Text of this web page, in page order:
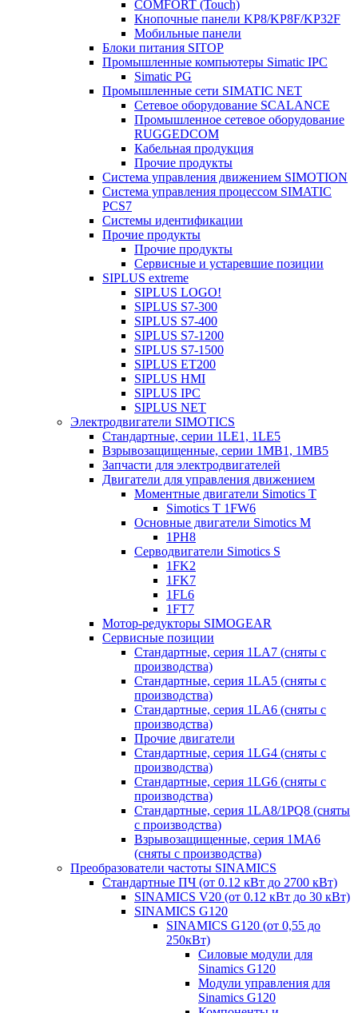
COMFORT (Touch)
Кнопочные панели KP8/KP8F/KP32F
Мобильные панели
Блоки питания SITOP
Промышленные компьютеры Simatic IPC
Simatic PG
Промышленные сети SIMATIC NET
Сетевое оборудование SCALANCE
Промышленное сетевое оборудование
RUGGEDCOM
Кабельная продукция
Прочие продукты
Система управления движением SIMOTION
Система управления процессом SIMATIC
PCS7
Системы идентификации
Прочие продукты
Прочие продукты
Сервисные и устаревшие позиции
SIPLUS extreme
SIPLUS LOGO!
SIPLUS S7-300
SIPLUS S7-400
SIPLUS S7-1200
SIPLUS S7-1500
SIPLUS ET200
SIPLUS HMI
SIPLUS IPC
SIPLUS NET
Электродвигатели SIMOTICS
Стандартные, серии 1LE1, 1LE5
Взрывозащищенные, серии 1MB1, 1MB5
Запчасти для электродвигателей
Двигатели для управления движением
Моментные двигатели Simotics T
Simotics T 1FW6
Основные двигатели Simotics M
1PH8
Серводвигатели Simotics S
1FK2
1FK7
1FL6
1FT7
Мотор-редукторы SIMOGEAR
Сервисные позиции
Стандартные, серия 1LA7 (сняты с
производства)
Стандартные, серия 1LA5 (сняты с
производства)
Стандартные, серия 1LA6 (сняты с
производства)
Прочие двигатели
Стандартные, серия 1LG4 (сняты с
производства)
Стандартные, серия 1LG6 (сняты с
производства)
Стандартные, серия 1LA8/1PQ8 (сняты
с производства)
Взрывозащищенные, серия 1MA6
(сняты с производства)
Преобразователи частоты SINAMICS
Стандартные ПЧ (от 0.12 кВт до 2700 кВт)
SINAMICS V20 (от 0.12 кВт до 30 кВт)
SINAMICS G120
SINAMICS G120 (от 0,55 до
250кВт)
Силовые модули для
Sinamics G120
Модули управления для
Sinamics G120